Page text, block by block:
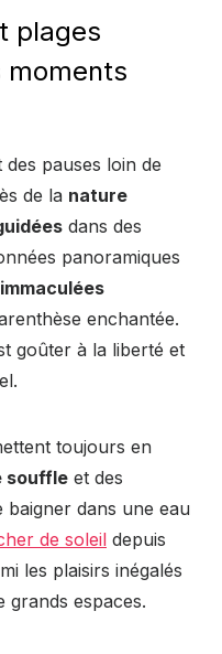
plages
moments
pauses loin de
de la nature
dans des
panoramiques
enchantée.
goûter à la liberté et
toujours en
souffle et des
baigner dans une eau
de soleil depuis
les plaisirs inégalés
grands espaces.